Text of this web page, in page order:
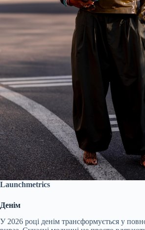
Launchmetrics
Денім
У 2026 році денім трансформується у